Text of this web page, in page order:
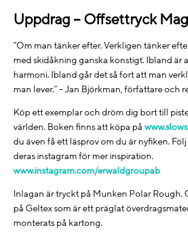
Uppdrag – Offsettryck
”Om man tänker efter. Verkligen tänker
med skidåkning ganska konstigt. Ibland är
harmoni. Ibland går det så fort att man
man lever.” – Jan Björkman, författare och
Köp ett exemplar och dröm dig bort till
världen. Boken finns att köpa på
du även få ett läsprov om du är nyfiken.
deras instagram för mer inspiration.
www.instagram.com/erwaldgroupab
Inlagan är tryckt på Munken Polar Rough.
på Geltex som är ett präglat
monterats på kartong.